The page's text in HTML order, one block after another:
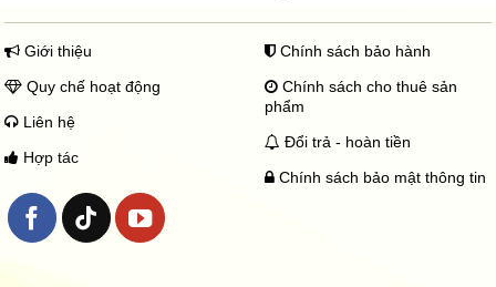
Giới thiệu
Quy chế hoạt động
Liên hệ
Hợp tác
Chính sách bảo hành
Chính sách cho thuê sản
phẩm
Đổi trả - hoàn tiền
Chính sách bảo mật thông tin